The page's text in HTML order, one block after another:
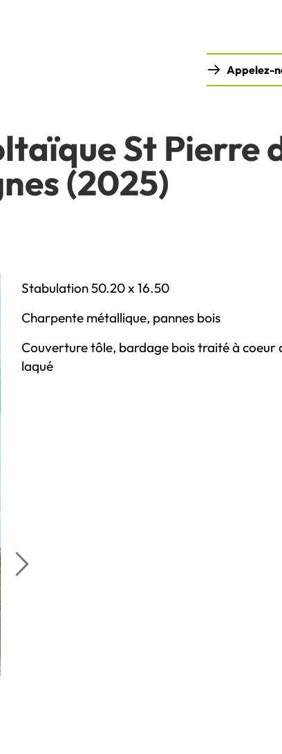
Appelez-
St Pierre
(2025)
Stabulation 50.20 x 16.50
Charpente métallique, pannes bois
Couverture tôle, bardage bois traité à coeur
laqué